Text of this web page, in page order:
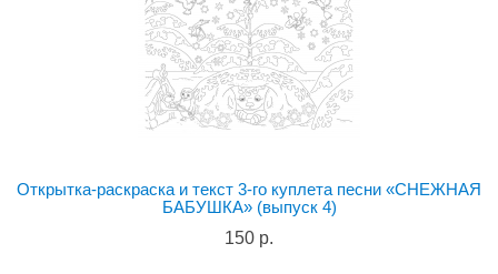
Открытка-раскраска и текст 3-го куплета песни «СНЕЖНАЯ
БАБУШКА» (выпуск 4)
150 р.